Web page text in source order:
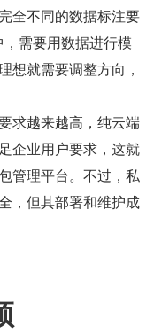
全不同的数据标注要
需要用数据进行模
想就需要调整方向，
求越来越高，纯云端
企业用户要求，这就
管理平台。不过，私
，但其部署和维护成